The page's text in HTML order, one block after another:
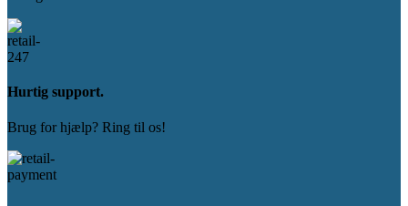
Hurtig support.
Brug for hjælp? Ring til os!